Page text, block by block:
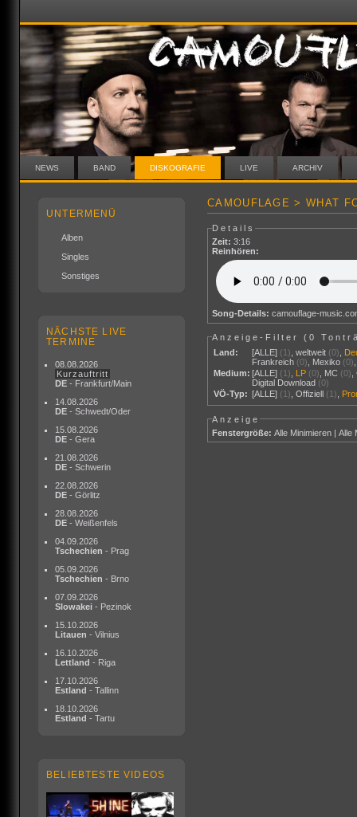
NEWS BAND DISKOGRAFIE LIVE ARCHIV
UNTERMENÜ
Alben
Singles
Sonstiges
NÄCHSTE LIVE
TERMINE
08.08.2026
Kurzauftritt
DE - Frankfurt/Main
14.08.2026
DE - Schwedt/Oder
15.08.2026
DE - Gera
21.08.2026
DE - Schwerin
22.08.2026
DE - Görlitz
28.08.2026
DE - Weißenfels
04.09.2026
Tschechien - Prag
05.09.2026
Tschechien - Brno
07.09.2026
Slowakei - Pezinok
15.10.2026
Litauen - Vilnius
16.10.2026
Lettland - Riga
17.10.2026
Estland - Tallinn
18.10.2026
Estland - Tartu
BELIEBTESTE VIDEOS
CAMOUFLAGE > WHAT
Details
Zeit: 3:16
Reinhören:
Song-Details: camouflage-
Anzeige-Filter (0
Land:
[ALLE] (1) ,weltweit (0)
Frankreich (0) Mexiko (0)
Medium: [ALLE] (1) LP (0) MC (0) ,
Digital Download (0)
VÖ-Typ: [ALLE] (1) ,Offiziell (1)
Anzeige
Fenstergröße: Alle Minimieren |Alle